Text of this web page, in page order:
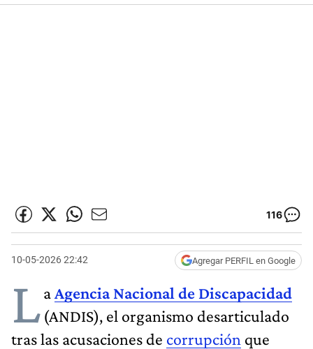
116
10-05-2026 22:42 Agregar PERFIL en Google
LaAgencia Nacional de Discapacidad
(ANDIS), el organismo desarticulado
tras las acusaciones de corrupción que